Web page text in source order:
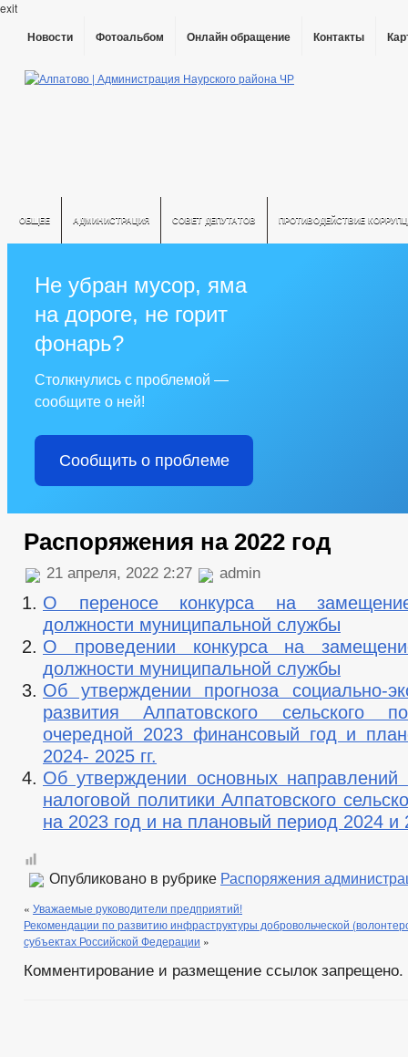
exit
Новости Фотоальбом Онлайн обращение Контакты
ОБЩЕЕ АДМИНИСТРАЦИЯ СОВЕТ ДЕПУТАТОВ ПРОТИВОДЕЙСТВИЕ
Не убран мусор, яма
на дороге, не горит
фонарь?
Столкнулись с проблемой —
сообщите о ней!
Сообщить о проблеме
Распоряжения на 2022 год
21 апреля, 2022 2:27 admin
О переносе конкурса на
должности муниципальной службы
О проведении конкурса на
должности муниципальной службы
Об утверждении прогноза социально-
развития Алпатовского сельского
очередной 2023 финансовый год и
2024- 2025 гг.
Об утверждении основных
налоговой политики Алпатовского
на 2023 год и на плановый период 2024 и
Опубликовано в рубрике Распоряжения
« Уважаемые руководители предприятий!
Рекомендации по развитию инфраструктуры добровольческой
субъектах Российской Федерации »
Комментирование и размещение ссылок запрещено.